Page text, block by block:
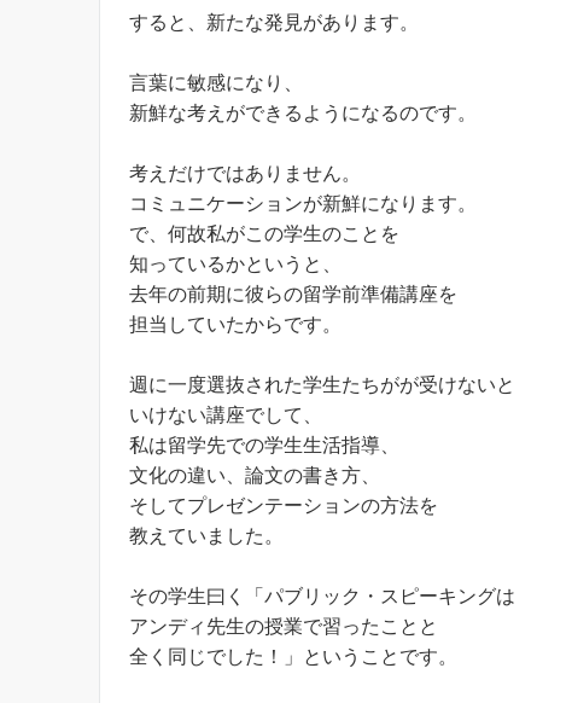
すると、新たな発見があります。
言葉に敏感になり、
新鮮な考えができるようになるのです。
考えだけではありません。
コミュニケーションが新鮮になります。
で、何故私がこの学生のことを
知っているかというと、
去年の前期に彼らの留学前準備講座を
担当していたからです。
週に一度選抜された学生たちがが受けないと
いけない講座でして、
私は留学先での学生生活指導、
文化の違い、論文の書き方、
そしてプレゼンテーションの方法を
教えていました。
その学生曰く「パブリック・スピーキングは
アンディ先生の授業で習ったことと
全く同じでした！」ということです。